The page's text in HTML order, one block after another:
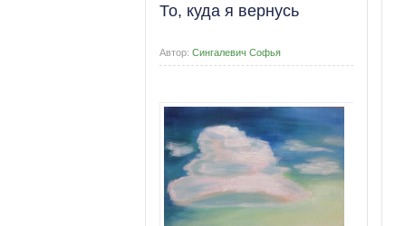
То, куда я вернусь
Автор: Сингалевич Софья